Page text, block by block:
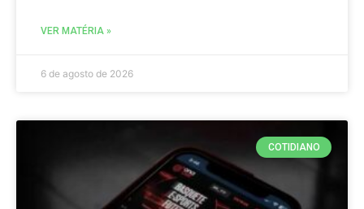
VER MATÉRIA »
6 de agosto de 2026
COTIDIANO